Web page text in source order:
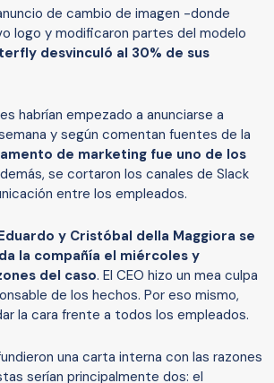
de cambio de imagen -donde
logo y modificaron partes del modelo
desvinculó al 30% de sus
habrían empezado a anunciarse a
y según comentan fuentes de la
de marketing fue uno de los
se cortaron los canales de Slack
entre los empleados.
y Cristóbal della Maggiora se
la compañía el miércoles y
del caso. El CEO hizo un mea culpa
de los hechos. Por eso mismo,
la cara frente a todos los empleados.
una carta interna con las razones
serían principalmente dos: el